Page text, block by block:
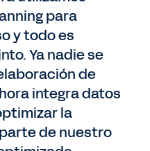
para
y todo es
Ya nadie se
de
integra datos
la
de nuestro